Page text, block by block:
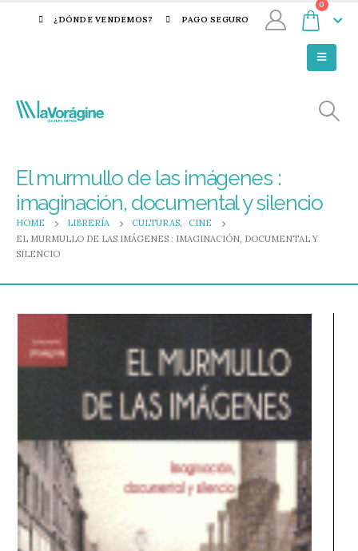
¿DÓNDE VENDEMOS? PAGO SEGURO
0
El murmullo de las imágenes :
imaginación, documental y silencio
HOME LIBRERÍA CULTURAS,
CINE
EL MURMULLO DE LAS IMÁGENES : IMAGINACIÓN, DOCUMENTAL Y
SILENCIO